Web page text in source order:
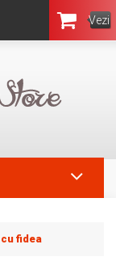
Vezi
Coşul
fidea